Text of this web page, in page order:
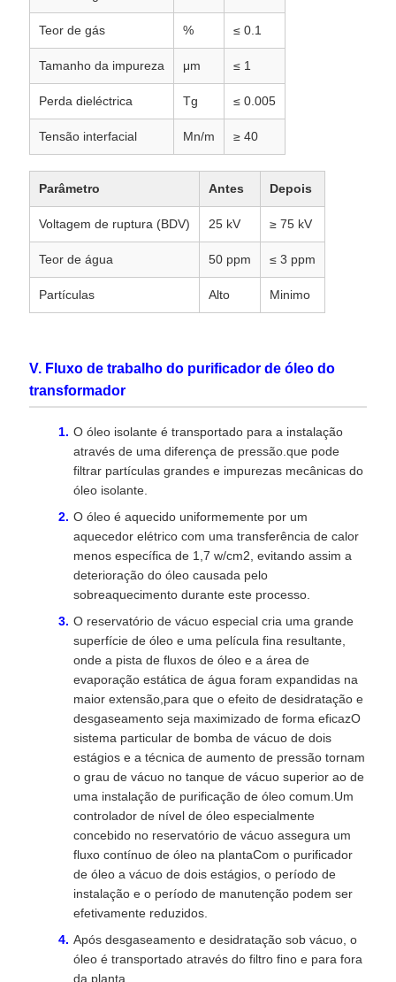
Teor de gás % ≤ 0.1
Tamanho da impureza μm ≤ 1
Perda dieléctrica Tg ≤ 0.005
Tensão interfacial Mn/m ≥ 40
Parâmetro Antes Depois
Voltagem de ruptura (BDV) 25 kV ≥ 75 kV
Teor de água 50 ppm ≤ 3 ppm
Partículas Alto Minimo
V. Fluxo de trabalho do purificador de óleo do
transformador
O óleo isolante é transportado para a instalação
através de uma diferença de pressão.que pode
filtrar partículas grandes e impurezas mecânicas do
óleo isolante.
O óleo é aquecido uniformemente por um
aquecedor elétrico com uma transferência de calor
menos específica de 1,7 w/cm2, evitando assim a
deterioração do óleo causada pelo
sobreaquecimento durante este processo.
O reservatório de vácuo especial cria uma grande
superfície de óleo e uma película fina resultante,
onde a pista de fluxos de óleo e a área de
evaporação estática de água foram expandidas na
maior extensão,para que o efeito de desidratação e
desgaseamento seja maximizado de forma eficazO
sistema particular de bomba de vácuo de dois
estágios e a técnica de aumento de pressão tornam
o grau de vácuo no tanque de vácuo superior ao de
uma instalação de purificação de óleo comum.Um
controlador de nível de óleo especialmente
concebido no reservatório de vácuo assegura um
fluxo contínuo de óleo na plantaCom o purificador
de óleo a vácuo de dois estágios, o período de
instalação e o período de manutenção podem ser
efetivamente reduzidos.
Após desgaseamento e desidratação sob vácuo, o
óleo é transportado através do filtro fino e para fora
da planta.